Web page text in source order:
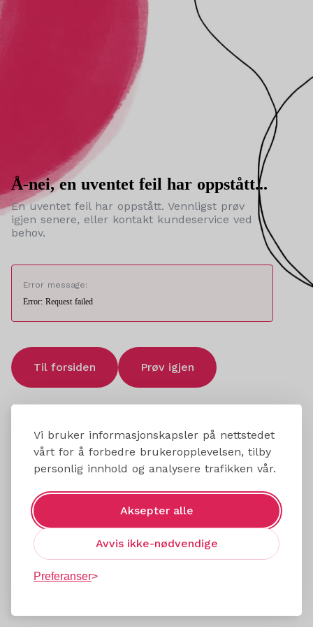
Vi bruker informasjonskapsler på nettstedet
vårt for å forbedre brukeropplevelsen, tilby
personlig innhold og analysere trafikken vår.
Aksepter alle
Avvis ikke-nødvendige
Preferanser
Å-nei, en uventet feil har oppstått...
En uventet feil har oppstått. Vennligst prøv
igjen senere, eller kontakt kundeservice ved
behov.
Error message:
Error: Request failed
Til forsiden Prøv igjen